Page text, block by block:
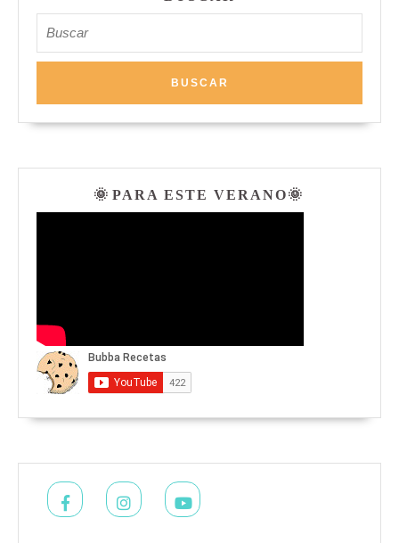
de
y
🌞 PARA ESTE VERANO🌞
Facebook Instagram